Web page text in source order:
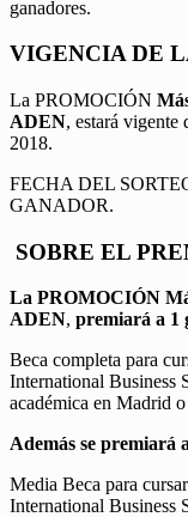
ganadores.
VIGENCIA DE
La PROMOCIÓN
ADEN, estará vigente
2018.
FECHA DEL
GANADOR.
SOBRE EL
La PROMOCIÓN
ADEN, premiará a 1
Beca completa para
International Business
académica en Madrid o
Además se premiará
Media Beca para
International Business